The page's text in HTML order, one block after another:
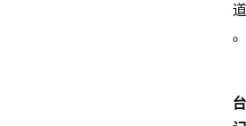
道
。
台